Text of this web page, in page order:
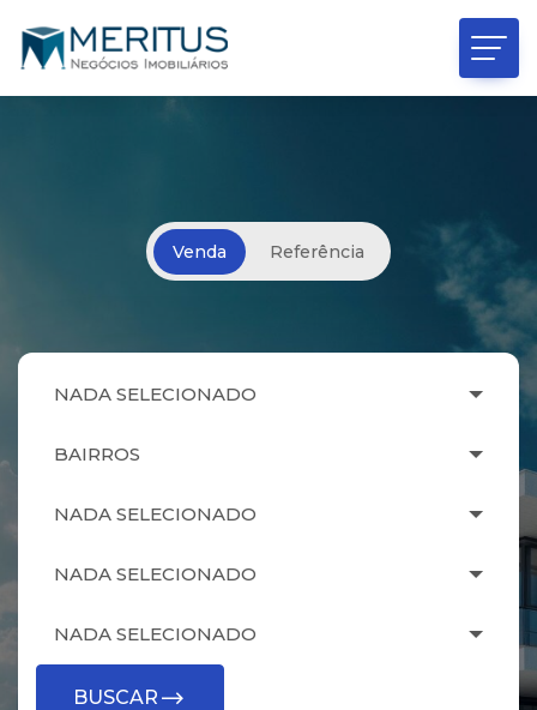
Venda Referência
NADA SELECIONADO
BAIRROS
NADA SELECIONADO
NADA SELECIONADO
NADA SELECIONADO
BUSCAR